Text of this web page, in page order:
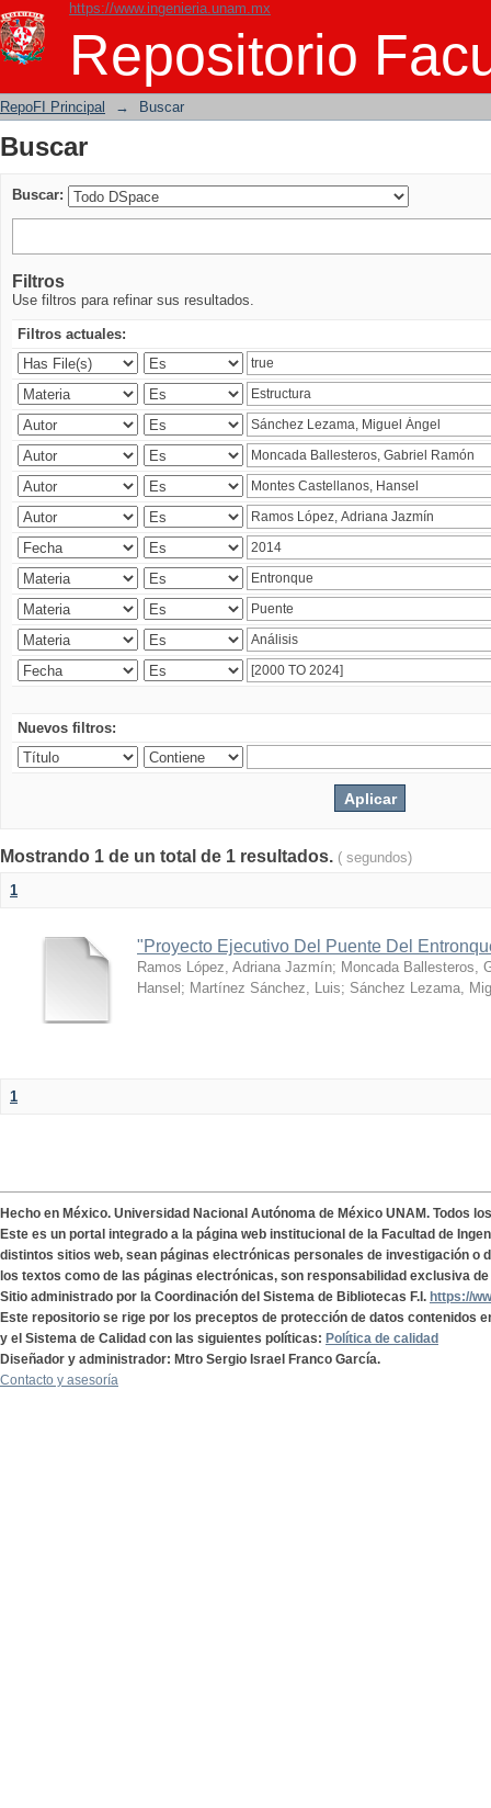
https://www.ingenieria.unam.mx
Repositorio
Buscar
RepoFI Principal → Buscar
Buscar
Buscar:
Filtros
Use filtros para refinar sus resultados.
Filtros actuales:
Nuevos filtros:
Mostrando 1 de un total de 1 resultados. ( segundos)
1
"Proyecto Ejecutivo Del Puente Del
Ramos López, Adriana Jazmín; Moncada Ballesteros,
Hansel ; Martínez Sánchez, Luis; Sánchez Lezama,
1
Hecho en México. Universidad Nacional Autónoma de México UNAM. Todos
Este es un portal integrado a la página web institucional de la Facultad de
distintos sitios web, sean páginas electrónicas personales de investigación o
los textos como de las páginas electrónicas, son responsabilidad exclusiva
Sitio administrado por la Coordinación del Sistema de Bibliotecas F.I. https://
Este repositorio se rige por los preceptos de protección de datos contenidos
y el Sistema de Calidad con las siguientes políticas: Política de calidad
Diseñador y administrador: Mtro Sergio Israel Franco García.
Contacto y asesoría